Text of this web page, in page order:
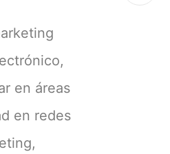
en áreas
en redes